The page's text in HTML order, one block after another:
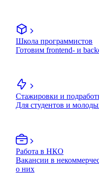
Школа программистов
Готовим frontend- и
Стажировки и
Для студентов и
Работа в НКО
Вакансии в
о них